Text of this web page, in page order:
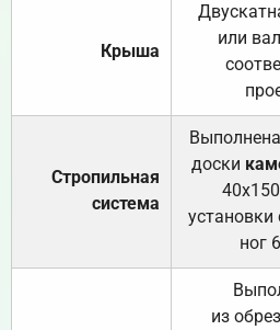
Крыша
или
Стропильная
система
доски
ног
из